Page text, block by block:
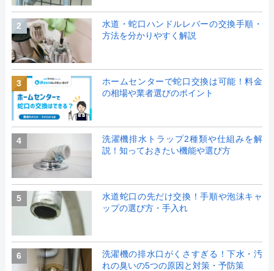
2
水道・蛇口ハンドルレバーの交換手順・
方法を分かりやすく解説
3
ホームセンターで蛇口交換は可能！料金
の相場や業者選びのポイント
4
洗濯機排水トラップ2種類や仕組みを解
説！知っておきたい機能や選び方
5
水道蛇口の先だけ交換！手順や泡沫キャ
ップの選び方・手入れ
6
洗濯機の排水口がくさすぎる！下水・汚
れの臭いの5つの原因と対策・予防策